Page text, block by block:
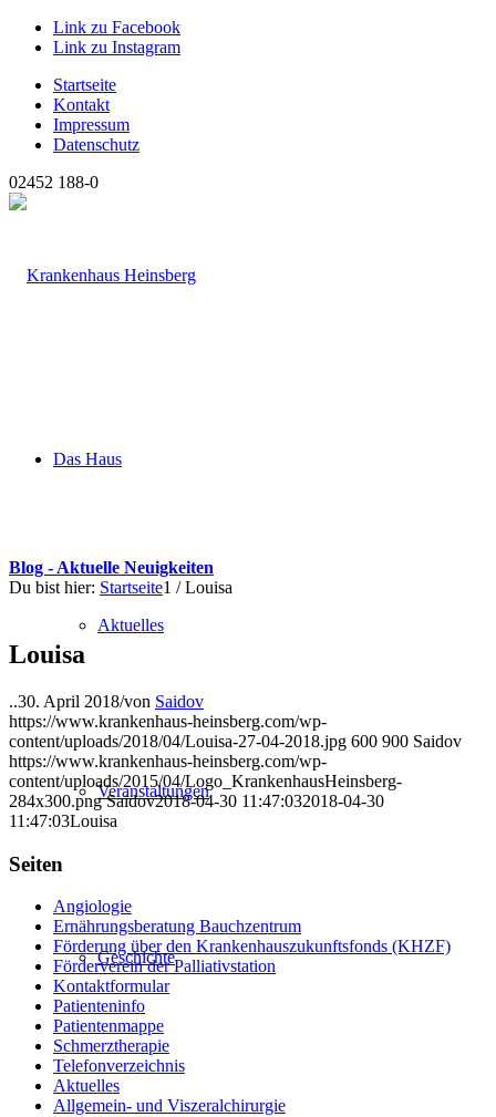
Link zu Facebook
Link zu Instagram
Startseite
Kontakt
Impressum
Datenschutz
02452 188-0
Das Haus
Aktuelles
Veranstaltungen
Geschichte
Blog - Aktuelle Neuigkeiten
Du bist hier: Startseite1 / Louisa
Louisa
..30. April 2018/von Saidov
https://www.krankenhaus-heinsberg.com/wp-
content/uploads/2018/04/Louisa-27-04-2018.jpg 600 900 Saidov
https://www.krankenhaus-heinsberg.com/wp-
content/uploads/2015/04/Logo_KrankenhausHeinsberg-
284x300.png Saidov2018-04-30 11:47:032018-04-30
11:47:03Louisa
Seiten
Angiologie
Ernährungsberatung Bauchzentrum
Förderung über den Krankenhauszukunftsfonds (KHZF)
Förderverein der Palliativstation
Kontaktformular
Patienteninfo
Patientenmappe
Schmerztherapie
Telefonverzeichnis
Aktuelles
Allgemein- und Viszeralchirurgie